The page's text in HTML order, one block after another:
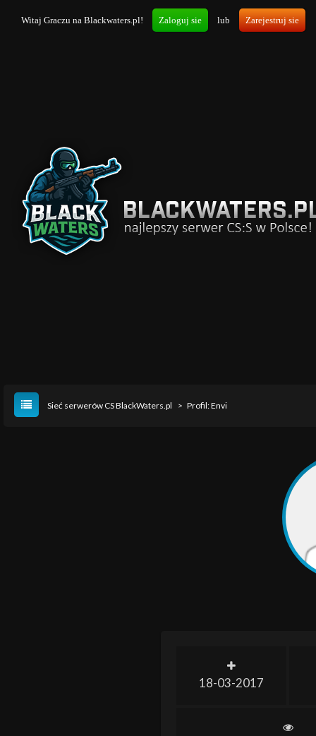
Witaj Graczu na Blackwaters.pl! Zaloguj sie lub Zarejestruj sie
Sieć serwerów CS BlackWaters.pl > Profil: Envi
18-03-2017